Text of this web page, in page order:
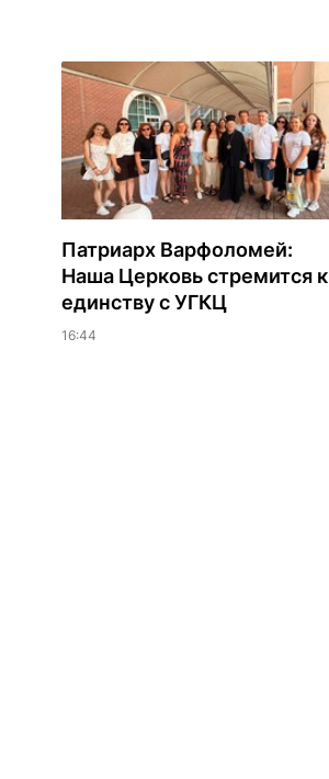
Патриарх Варфоломей:
Наша Церковь стремится к
единству с УГКЦ
16:44